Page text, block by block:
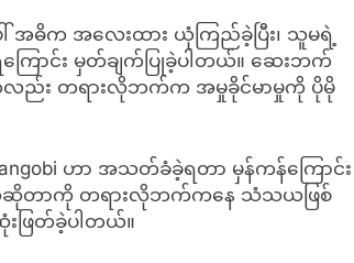
ဓိက အလေးထား ယုံကြည်ခဲ့ပြီး၊ သူမရဲ့
ောင်း မှတ်ချက်ပြုခဲ့ပါတယ်။ ဆေးဘက်
ည်း တရားလိုဘက်က အမှုခိုင်မာမှုကို ပိုမို
ဟာ အသတ်ခံခဲ့ရတာ မှန်ကန်ကြောင်း
ယ်ဆိုတာကို တရားလိုဘက်ကနေ သံသယဖြစ်
ဖြတ်ခဲ့ပါတယ်။